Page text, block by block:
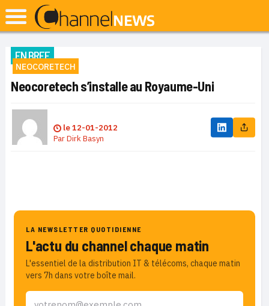
EN BREF
NEOCORETECH
Neocoretech s’installe au Royaume-Uni
le12-01-2012
ParDirk Basyn
LA NEWSLETTER QUOTIDIENNE
L'actu du channel chaque matin
L'essentiel de la distribution IT & télécoms, chaque matin
vers 7h dans votre boîte mail.